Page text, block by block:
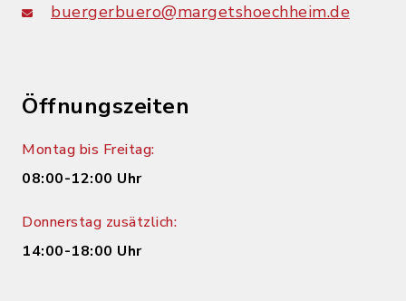
buergerbuero@margetshoechheim.de
Öffnungszeiten
Montag bis Freitag:
08:00-12:00 Uhr
Donnerstag zusätzlich:
14:00-18:00 Uhr